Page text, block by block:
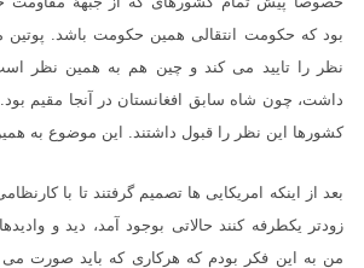
بود که حکومت انتقالی همین حکومت باشد. پوتین
نظر را تایید می کند و چین هم به همین نظر است.
داشت، چون شاه سابق افغانستان در آنجا مقیم
کشورها این نظر را قبول داشتند. این موضوع به
بعد از اینکه امریکایی ها تصمیم گرفتند تا با
زودتر یکطرفه کنند حالاتی بوجود آمد، دید و
من به این فکر بودم که هرکاری که باید صورت